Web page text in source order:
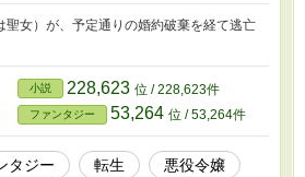
聖女）が、予定通りの婚約破棄を経て逃亡
小説 228,623 位 / 228,623件
ファンタジー 53,264 位 / 53,264件
タジー 転生
悪役令嬢